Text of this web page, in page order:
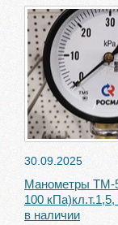
30.09.2025
Манометры ТМ-
100
в наличии